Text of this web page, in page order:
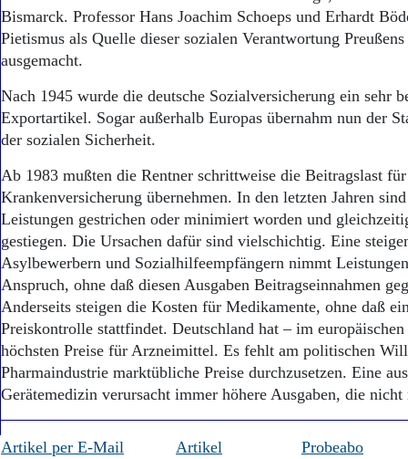
Bismarck. Professor Hans Joachim Schoeps und Erhardt
Pietismus als Quelle dieser sozialen Verantwortung
ausgemacht.
Nach 1945 wurde die deutsche Sozialversicherung ein sehr
Exportartikel. Sogar außerhalb Europas übernahm nun der
der sozialen Sicherheit.
Ab 1983 mußten die Rentner schrittweise die Beitragslast
Krankenversicherung übernehmen. In den letzten Jahren
Leistungen gestrichen oder minimiert worden und
gestiegen. Die Ursachen dafür sind vielschichtig. Eine
Asylbewerbern und Sozialhilfeempfängern nimmt
Anspruch, ohne daß diesen Ausgaben Beitragseinnahmen
Anderseits steigen die Kosten für Medikamente, ohne daß
Preiskontrolle stattfindet. Deutschland hat – im
höchsten Preise für Arzneimittel. Es fehlt am politischen
Pharmaindustrie marktübliche Preise durchzusetzen. Eine
Gerätemedizin verursacht immer höhere Ausgaben, die
Artikel per E-Mail
Artikel
Probeabo